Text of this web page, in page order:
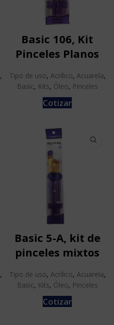
,
Basic 106, Kit
Pinceles Planos
Tipo de uso, Acrílico, Acuarela,
Basic, Kits, Óleo, Pinceles
Cotizar
,
Basic 5-A, kit de
pinceles mixtos
Tipo de uso, Acrílico, Acuarela,
Basic, Kits, Óleo, Pinceles
Cotizar